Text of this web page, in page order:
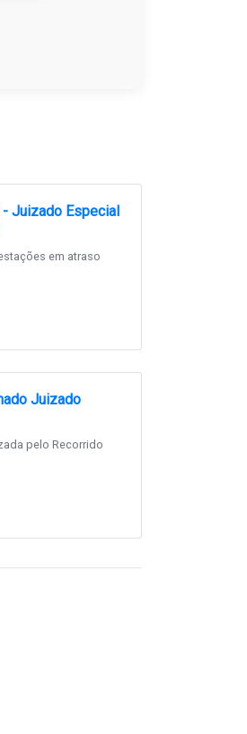
Juizado Especial
em atraso
Juizado
pelo Recorrido